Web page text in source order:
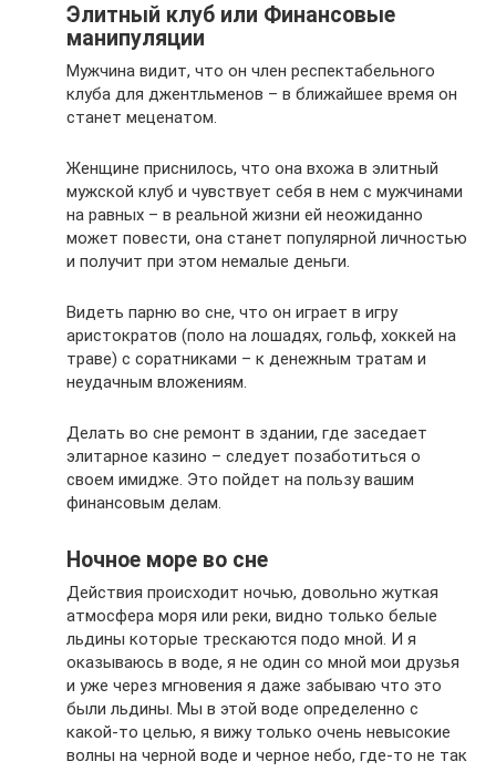
Элитный клуб или Финансовые
манипуляции
Мужчина видит, что он член респектабельного
клуба для джентльменов – в ближайшее время он
станет меценатом.
Женщине приснилось, что она вхожа в элитный
мужской клуб и чувствует себя в нем с мужчинами
на равных – в реальной жизни ей неожиданно
может повести, она станет популярной личностью
и получит при этом немалые деньги.
Видеть парню во сне, что он играет в игру
аристократов (поло на лошадях, гольф, хоккей на
траве) с соратниками – к денежным тратам и
неудачным вложениям.
Делать во сне ремонт в здании, где заседает
элитарное казино – следует позаботиться о
своем имидже. Это пойдет на пользу вашим
финансовым делам.
Ночное море во сне
Действия происходит ночью, довольно жуткая
атмосфера моря или реки, видно только белые
льдины которые трескаются подо мной. И я
оказываюсь в воде, я не один со мной мои друзья
и уже через мгновения я даже забываю что это
были льдины. Мы в этой воде определенно с
какой-то целью, я вижу только очень невысокие
волны на черной воде и черное небо, где-то не так